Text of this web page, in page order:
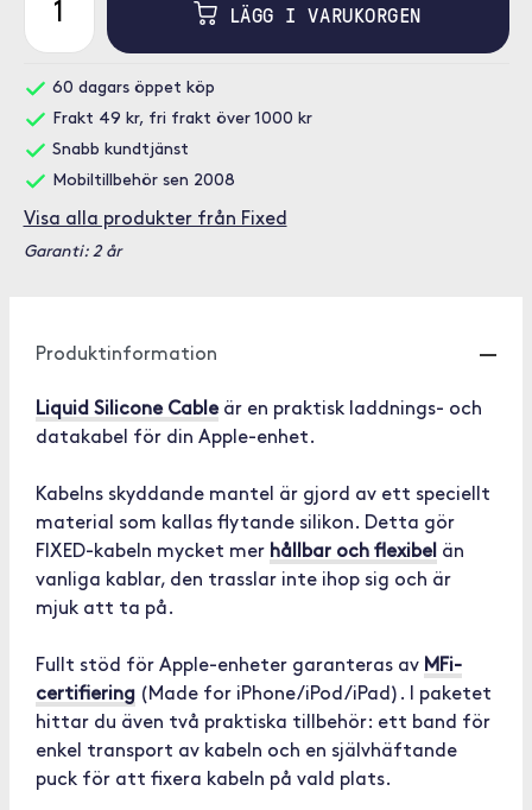
LÄGG I VARUKORGEN
60 dagars öppet köp
Frakt 49 kr, fri frakt över 1000 kr
Snabb kundtjänst
Mobiltillbehör sen 2008
Visa alla produkter från Fixed
Garanti: 2 år
Produktinformation
Liquid Silicone Cableär en praktisk laddnings- och
datakabel för din Apple-enhet.
Kabelns skyddande mantel är gjord av ett speciellt
material som kallas flytande silikon. Detta gör
FIXED-kabeln mycket mer hållbar och flexibel än
vanliga kablar, den trasslar inte ihop sig och är
mjuk att ta på.
Fullt stöd för Apple-enheter garanteras av MFi-
certifiering (Made for iPhone/iPod/iPad). I paketet
hittar du även två praktiska tillbehör: ett band för
enkel transport av kabeln och en självhäftande
puck för att fixera kabeln på vald plats.